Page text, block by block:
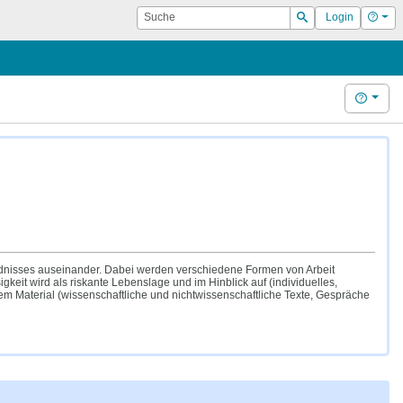
Suche
Suchen
Login Hilfe
Hilfe
auseinander. Dabei werden verschiedene Formen von Arbeit
wird als riskante Lebenslage und im Hinblick auf (individuelles,
Material (wissenschaftliche und nichtwissenschaftliche Texte, Gespräche